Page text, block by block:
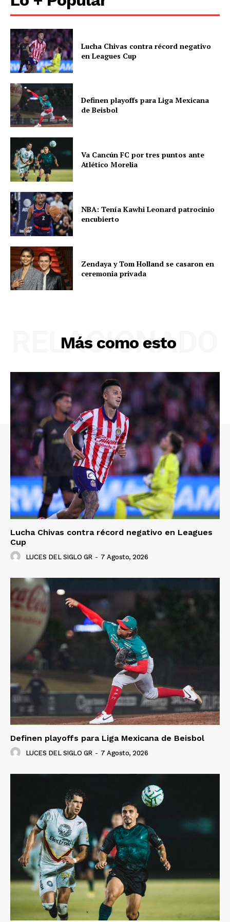
Luces
Lucha Chivas contra récord negativo
en Leagues Cup
Definen playoffs para Liga Mexicana
de Beisbol
Va Cancún FC por tres puntos ante
Atlético Morelia
NBA: Tenía Kawhi Leonard patrocinio
encubierto
Zendaya y Tom Holland se casaron en
ceremonia privada
Más como esto
RELACIONADO
Lucha Chivas contra récord negativo en Leagues
Cup
LUCES DEL SIGLO GR - 7 Agosto, 2026
Definen playoffs para Liga Mexicana de Beisbol
LUCES DEL SIGLO GR - 7 Agosto, 2026